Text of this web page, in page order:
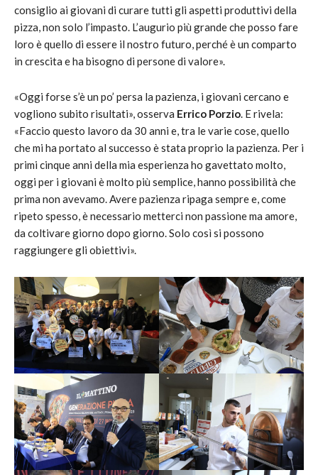
consiglio ai giovani di curare tutti gli aspetti produttivi della
pizza, non solo l’impasto. L’augurio più grande che posso fare
loro è quello di essere il nostro futuro, perché è un comparto
in crescita e ha bisogno di persone di valore».
«Oggi forse s’è un po’ persa la pazienza, i giovani cercano e
vogliono subito risultati», osserva Errico Porzio . E rivela:
«Faccio questo lavoro da 30 anni e, tra le varie cose, quello
che mi ha portato al successo è stata proprio la pazienza. Per i
primi cinque anni della mia esperienza ho gavettato molto,
oggi per i giovani è molto più semplice, hanno possibilità che
prima non avevamo. Avere pazienza ripaga sempre e, come
ripeto spesso, è necessario metterci non passione ma amore,
da coltivare giorno dopo giorno. Solo così si possono
raggiungere gli obiettivi».